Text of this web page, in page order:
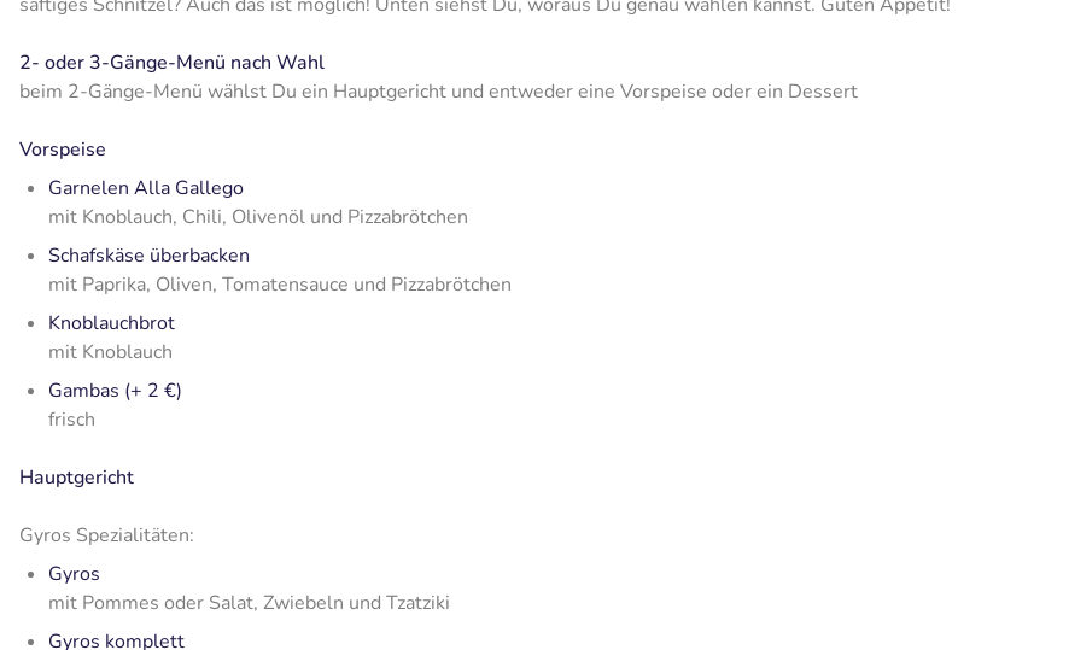
2- oder 3-Gänge-Menü nach Wahl
beim 2-Gänge-Menü wählst Du ein Hauptgericht und entweder eine Vorspeise oder ein Dessert
Vorspeise
Garnelen Alla Gallego
mit Knoblauch, Chili, Olivenöl und Pizzabrötchen
Schafskäse überbacken
mit Paprika, Oliven, Tomatensauce und Pizzabrötchen
Knoblauchbrot
mit Knoblauch
Gambas (+ 2 €)
frisch
Hauptgericht
Gyros Spezialitäten:
Gyros
mit Pommes oder Salat, Zwiebeln und Tzatziki
Gyros komplett